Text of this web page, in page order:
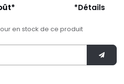
*Détails
en stock de ce produit